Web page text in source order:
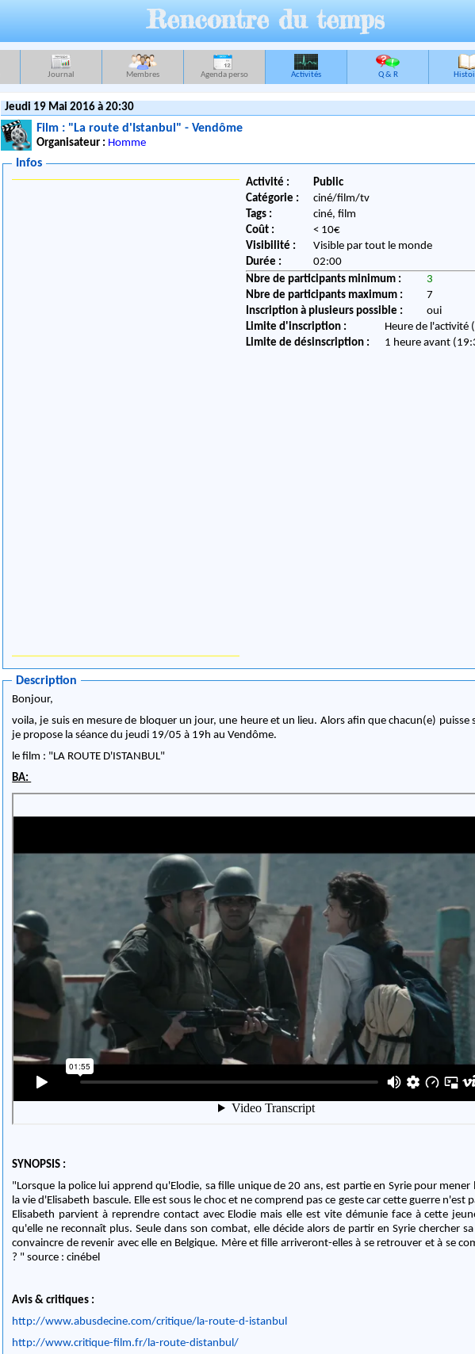
Rencontre du temps
Journal Membres Agenda perso Activités Q & R
Jeudi 19 Mai 2016 à 20:30
Film : "La route d'Istanbul" - Vendôme
Organisateur : Homme
Infos
Activité :
Public
Catégorie :
ciné/film/tv
Tags :
ciné, film
Coût :
< 10€
Visibilité :
Visible par tout le monde
Durée :
02:00
Nbre de participants minimum :
3
Nbre de participants maximum :
7
Inscription à plusieurs possible :
oui
Limite d'inscription :
Heure de l'activité
Limite de désinscription :
1 heure avant
Description
Bonjour,
voila, je suis en mesure de bloquer un jour, une heure et un lieu. Alors afin que chacun(e) puisse
je propose la séance du jeudi 19/05 à 19h au Vendôme.
le film : "LA ROUTE D'ISTANBUL"
BA:
SYNOPSIS :
"Lorsque la police lui apprend qu'Elodie, sa fille unique de 20 ans, est partie en Syrie pour mener
la vie d'Elisabeth bascule. Elle est sous le choc et ne comprend pas ce geste car cette guerre n'est
Elisabeth parvient à reprendre contact avec Elodie mais elle est vite démunie face à cette
qu'elle ne reconnaît plus. Seule dans son combat, elle décide alors de partir en Syrie chercher
convaincre de revenir avec elle en Belgique. Mère et fille arriveront-elles à se retrouver et à se
? " source : cinébel
Avis & critiques :
http://www.abusdecine.com/critique/la-route-d-istanbul
http://www.critique-film.fr/la-route-distanbul/